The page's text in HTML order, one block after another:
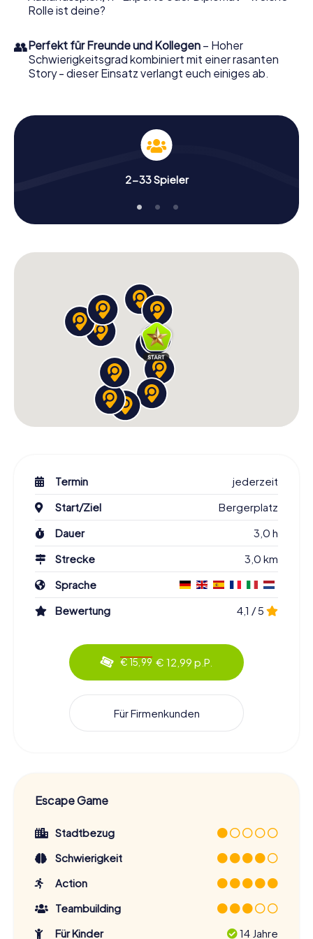
Rolle ist deine?
👥Perfekt für Freunde und Kollegen – Hoher
Schwierigkeitsgrad kombiniert mit einer rasanten
Story - dieser Einsatz verlangt euch einiges ab.
2-33 Spieler
Termin
jederzeit
Start/Ziel
Bergerplatz
Dauer
3,0 h
Strecke
3,0 km
Sprache
Bewertung
4,1 / 5
€ 15,99 € 12,99 p.P.
Für Firmenkunden
Escape Game
Stadtbezug
Schwierigkeit
Action
Teambuilding
Für Kinder
14 Jahre